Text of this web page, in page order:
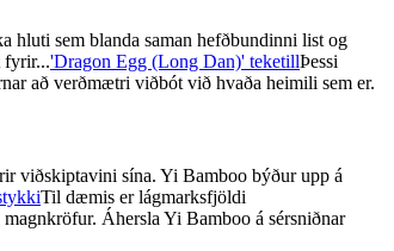
hluti sem blanda saman hefðbundinni list og
fyrir...'Dragon Egg (Long Dan)' teketillÞessi
að verðmætri viðbót við hvaða heimili sem er.
viðskiptavini sína. Yi Bamboo býður upp á
Til dæmis er lágmarksfjöldi
Áhersla Yi Bamboo á sérsniðnar